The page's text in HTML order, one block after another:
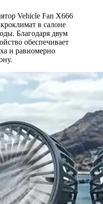
Vehicle Fan X666
в салоне
Благодаря двум
обеспечивает
и равномерно